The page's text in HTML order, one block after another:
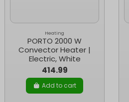
Heating
PORTO 2000 W
Convector Heater |
Electric, White
414.99
Add to cart